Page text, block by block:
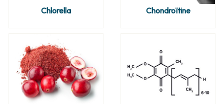
Chlorella Chondroïtine